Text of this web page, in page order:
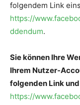
folgendem Link
https://
ddendum.
Sie können Ihre
Ihrem Nutzer-
folgenden Link
https://